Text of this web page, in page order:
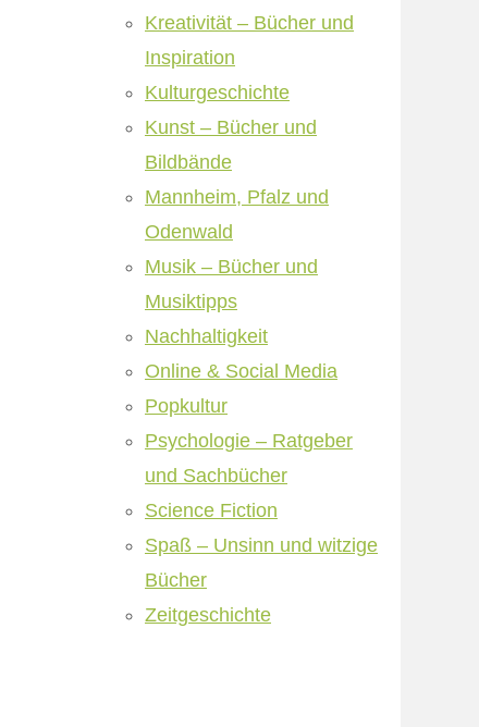
Kreativität – Bücher und
Inspiration
Kulturgeschichte
Kunst – Bücher und
Bildbände
Mannheim, Pfalz und
Odenwald
Musik – Bücher und
Musiktipps
Nachhaltigkeit
Online & Social Media
Popkultur
Psychologie – Ratgeber
und Sachbücher
Science Fiction
Spaß – Unsinn und witzige
Bücher
Zeitgeschichte